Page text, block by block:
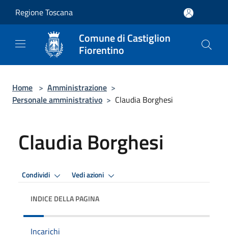
Regione Toscana
Comune di Castiglion
Fiorentino
Home > Amministrazione >
Personale amministrativo > Claudia Borghesi
Claudia Borghesi
Condividi Vedi azioni
INDICE DELLA PAGINA
Incarichi